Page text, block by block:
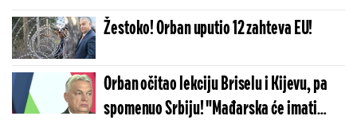
Žestoko! Orban uputio 12 zahteva EU!
Orban očitao lekciju Briselu i Kijevu, pa
spomenuo Srbiju! "Mađarska će imati